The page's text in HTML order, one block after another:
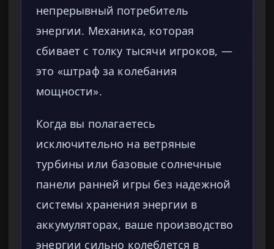
непрерывный потребитель
энергии. Механика, которая
сбивает с толку тысячи игроков, —
это «штраф за колебания
мощности».
Когда вы полагаетесь
исключительно на ветряные
турбины или базовые солнечные
панели ранней игры без надежной
системы хранения энергии в
аккумуляторах, ваше производство
энергии сильно колеблется в